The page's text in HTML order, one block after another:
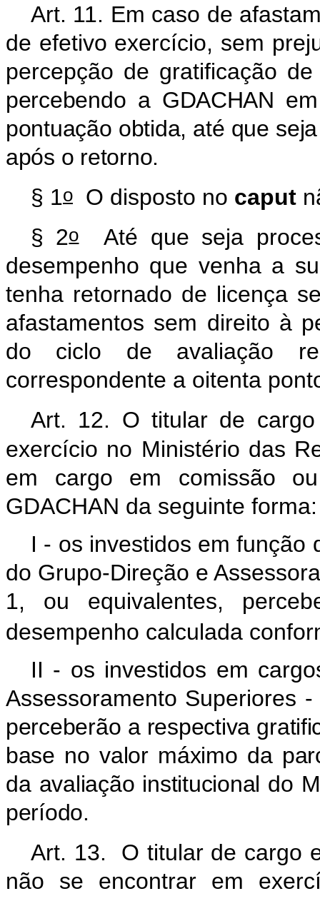
Art. 11. Em caso de
de efetivo exercício, sem
percepção de gratificação
percebendo a GDACHAN
pontuação obtida, até que
após o retorno.
§ 1o O disposto no caput
§ 2oAté que seja
desempenho que venha a
tenha retornado de licença
afastamentos sem direito à
do ciclo de avaliação
correspondente a oitenta
Art. 12. O titular de
exercício no Ministério das
em cargo em comissão
GDACHAN da seguinte forma:
I - os investidos em função
do Grupo-Direção e
1, ou equivalentes,
desempenho calculada
II - os investidos em
Assessoramento Superiores -
perceberão a respectiva
base no valor máximo da
da avaliação institucional do
período.
Art. 13. O titular de cargo
não se encontrar em